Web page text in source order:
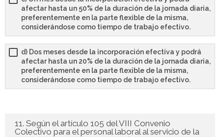
afectar hasta un 50% de la duración de la jornada diaria,
preferentemente en la parte flexible de la misma,
considerándose como tiempo de trabajo efectivo.
d) Dos meses desde la incorporación efectiva y podrá
afectar hasta un 20% de la duración de la jornada diaria,
preferentemente en la parte flexible de la misma,
considerándose como tiempo de trabajo efectivo.
11. Según el artículo 105 del VIII Convenio
Colectivo para el personal laboral al servicio de la